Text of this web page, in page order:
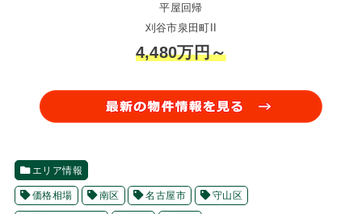
平屋回帰
刈谷市泉田町II
4,480万円～
エリア情報
価格相場 南区 名古屋市 守山区